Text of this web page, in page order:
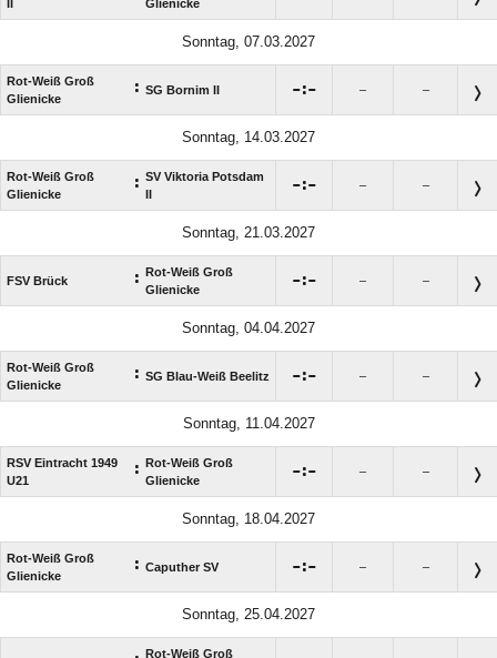
Glienicke
Sonntag, 07.03.2027
Rot-Weiß Groß
Glienicke
: SG Bornim II : – –
Sonntag, 14.03.2027
Rot-Weiß Groß
Glienicke
: SV Viktoria Potsdam
: – –
Sonntag, 21.03.2027
FSV Brück :
Rot-Weiß Groß
Glienicke
: – –
Sonntag, 04.04.2027
Rot-Weiß Groß
Glienicke
: SG Blau-Weiß Beelitz : – –
Sonntag, 11.04.2027
RSV Eintracht 1949
U21
:
Rot-Weiß Groß
Glienicke
: – –
Sonntag, 18.04.2027
Rot-Weiß Groß
Glienicke
: Caputher SV : – –
Sonntag, 25.04.2027
Rot-Weiß Groß